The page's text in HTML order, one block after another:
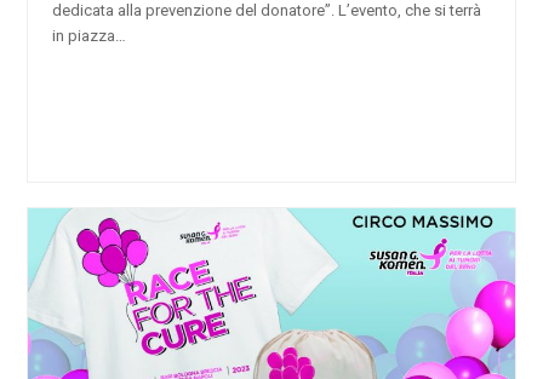
dedicata alla prevenzione del donatore”. L’evento, che si terrà
in piazza…